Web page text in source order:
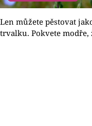
Len můžete pěstovat
trvalku. Pokvete modře,